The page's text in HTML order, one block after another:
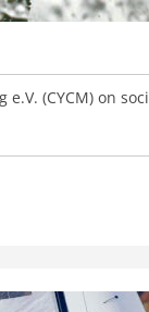
(CYCM) on